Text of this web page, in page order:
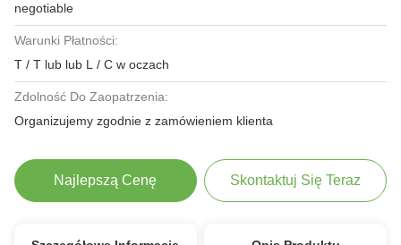
negotiable
Warunki Płatności:
T / T lub lub L / C w oczach
Zdolność Do Zaopatrzenia:
Organizujemy zgodnie z zamówieniem klienta
Najlepszą Cenę Skontaktuj Się Teraz